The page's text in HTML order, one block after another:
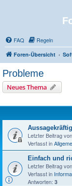
FAQ Regeln
Foren-Übersicht
Probleme
Neues Thema
Letzter Beitrag von
Verfasst in
Einfach und
Letzter Beitrag von
Verfasst in
Antworten: 3